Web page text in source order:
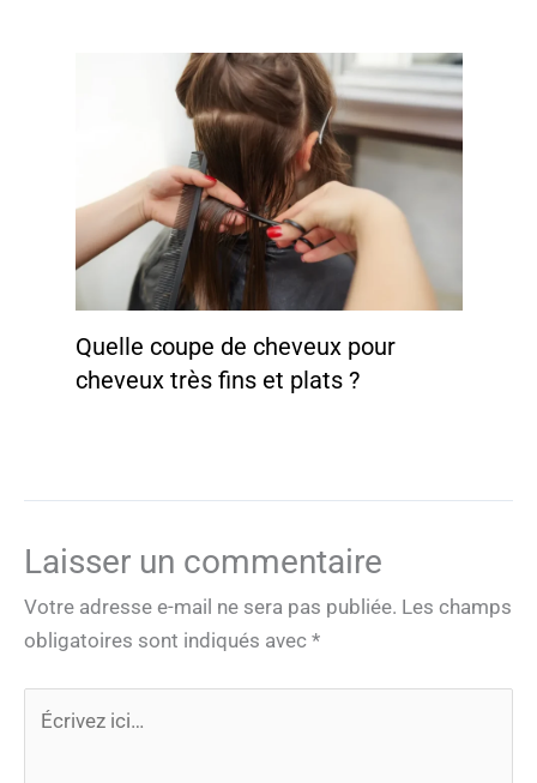
Quelle coupe de cheveux pour
cheveux très fins et plats ?
Laisser un commentaire
Votre adresse e-mail ne sera pas publiée. Les champs
obligatoires sont indiqués avec *